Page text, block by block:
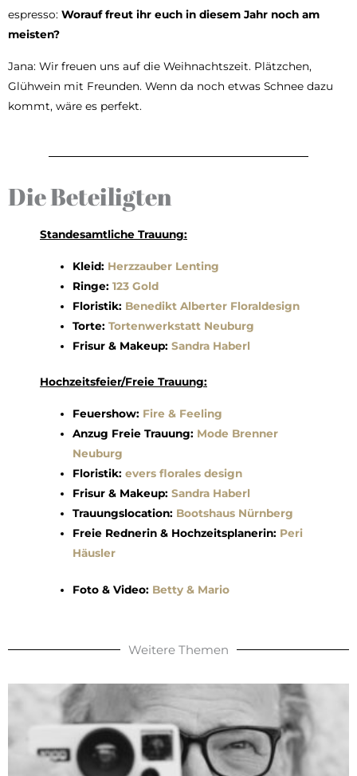
espresso: Worauf freut ihr euch in diesem Jahr noch am
meisten?
Jana: Wir freuen uns auf die Weihnachtszeit. Plätzchen,
Glühwein mit Freunden. Wenn da noch etwas Schnee dazu
kommt, wäre es perfekt.
Die Beteiligten
Standesamtliche Trauung:
Kleid: Herzzauber Lenting
Ringe:123 Gold
Floristik: Benedikt Alberter Floraldesign
Torte:Tortenwerkstatt Neuburg
Frisur & Makeup: Sandra Haberl
Hochzeitsfeier/Freie Trauung:
Feuershow: Fire & Feeling
Anzug Freie Trauung: Mode Brenner
Neuburg
Floristik:evers florales design
Frisur & Makeup: Sandra Haberl
Trauungslocation: Bootshaus Nürnberg
Freie Rednerin & Hochzeitsplanerin: Peri
Häusler
Foto & Video: Betty & Mario
Weitere Themen